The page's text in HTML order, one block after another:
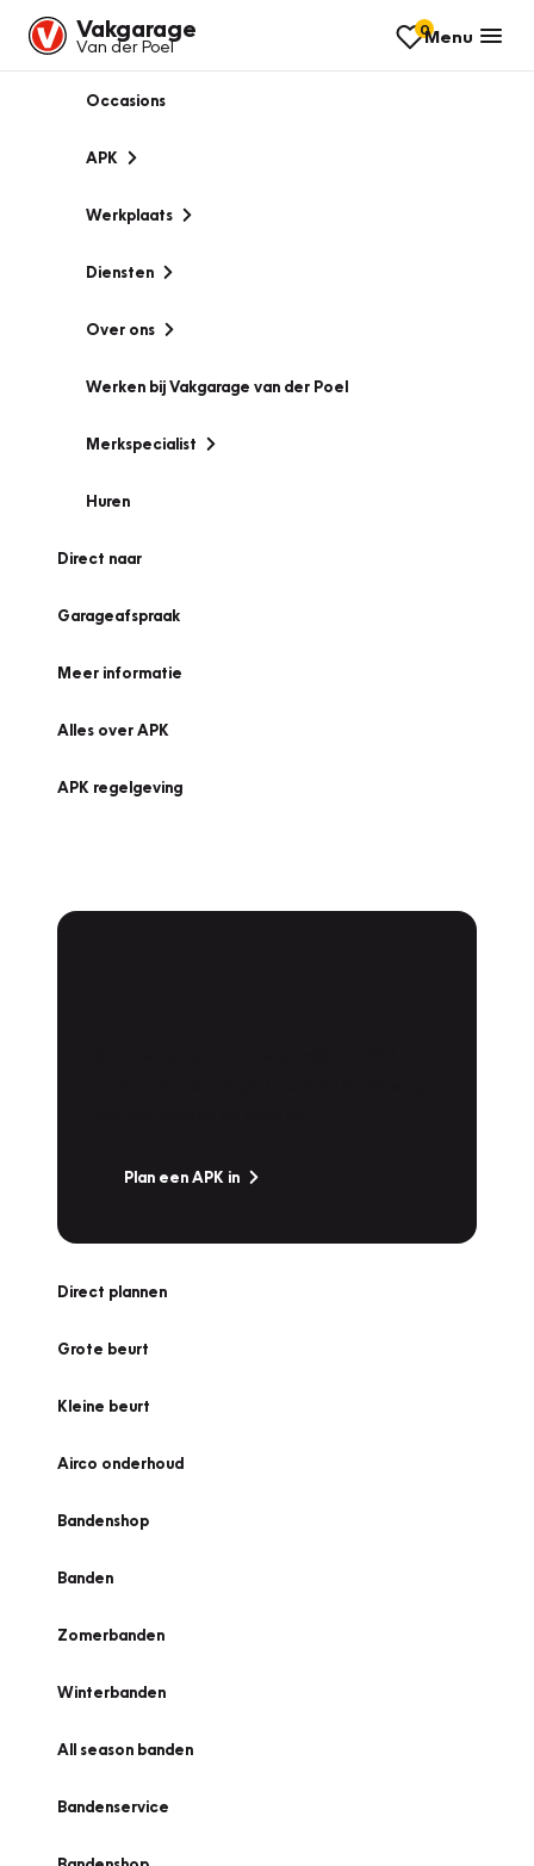
Vakgarage
Van der Poel
0Menu
Occasions
APK
Werkplaats
Diensten
Over ons
Werken bij Vakgarage van der Poel
Merkspecialist
Huren
Direct naar
Garageafspraak
Meer informatie
Alles over APK
APK regelgeving
Plan een APK in
Direct plannen
Grote beurt
Kleine beurt
Airco onderhoud
Bandenshop
Banden
Zomerbanden
Winterbanden
All season banden
Bandenservice